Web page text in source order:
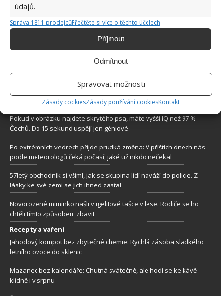
údajů.
Správa 1811 prodejcůPřečtěte si více o těchto účelech
Příjmout
Odmítnout
Spravovat možnosti
Zásady cookiesZásady používání cookiesKontakt
O WEBU
Sháníte zajímavé tipy jak vylepšit Váš domov? Originální nápady,
aktuální trendy, praktické rady i inspirativní fotografie najdete na
stránkách internetového magazínuBydlimeutulne.cz.
Lidé a svět
Po návratu z dovolené ho v poštovní schránce čekalo překvapení.
Úřady jej považují za mrtvého
Pokud v obrázku najdete skrytého psa, máte vyšší IQ než 97 %
Čechů. Do 15 sekund uspějí jen géniové
Po extrémních vedrech přijde prudká změna: V příštích dnech nás
podle meteorologů čeká počasí, jaké už nikdo nečekal
57letý obchodník si všiml, jak se skupina lidí naváží do policie. Z
lásky ke své zemi se jich ihned zastal
Novorozené miminko našli v igelitové tašce v lese. Rodiče se ho
chtěli tímto způsobem zbavit
Recepty a vaření
Jahodový kompot bez zbytečné chemie: Rychlá zásoba sladkého
letního ovoce do sklenic
Mazanec bez kalendáře: Chutná svátečně, ale hodí se ke kávě
klidně i v srpnu